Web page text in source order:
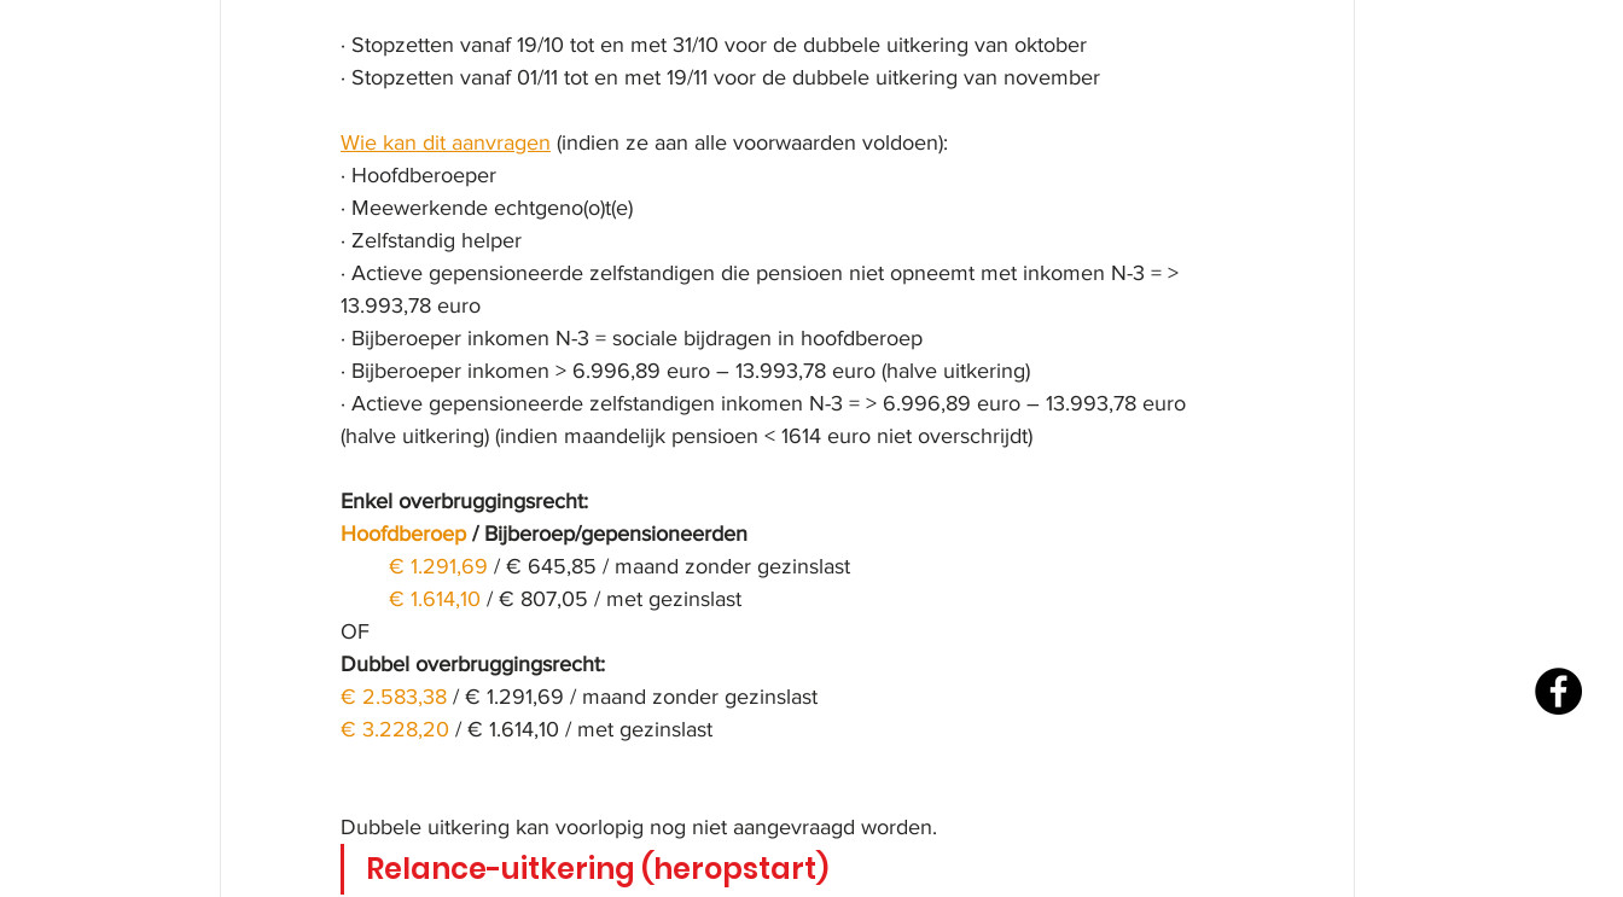
· Stopzetten vanaf 19/10 tot en met 31/10 voor de dubbele uitkering van oktober
· Stopzetten vanaf 01/11 tot en met 19/11 voor de dubbele uitkering van november
Wie kan dit aanvragen (indien ze aan alle voorwaarden voldoen):
· Hoofdberoeper
· Meewerkende echtgeno(o)t(e)
· Zelfstandig helper
· Actieve gepensioneerde zelfstandigen die pensioen niet opneemt met inkomen N-3 = >
13.993,78 euro
· Bijberoeper inkomen N-3 = sociale bijdragen in hoofdberoep
· Bijberoeper inkomen > 6.996,89 euro – 13.993,78 euro (halve uitkering)
· Actieve gepensioneerde zelfstandigen inkomen N-3 = > 6.996,89 euro – 13.993,78 euro
(halve uitkering) (indien maandelijk pensioen < 1614 euro niet overschrijdt)
Enkel overbruggingsrecht:
Hoofdberoep / Bijberoep/gepensioneerden
€ 1.291,69 / € 645,85 / maand zonder gezinslast
€ 1.614,10 / € 807,05 / met gezinslast
OF
Dubbel overbruggingsrecht:
€ 2.583,38 / € 1.291,69 / maand zonder gezinslast
€ 3.228,20 / € 1.614,10 / met gezinslast
Dubbele uitkering kan voorlopig nog niet aangevraagd worden.
Relance-uitkering (heropstart)